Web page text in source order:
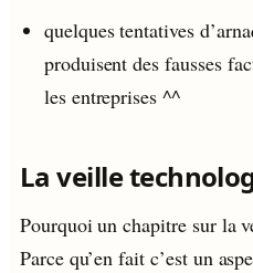
quelques tentatives
produisent des fausses
les entreprises ^^
La veille
Pourquoi un chapitre sur la
Parce qu’en fait c’est un